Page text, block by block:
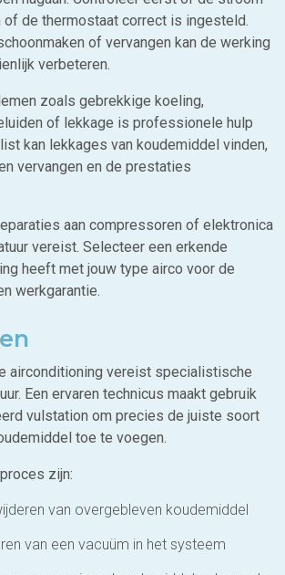
of de thermostaat correct is ingesteld.
of vervangen kan de werking
verbeteren.
zoals gebrekkige koeling,
of lekkage is professionele hulp
kan lekkages van koudemiddel vinden,
vervangen en de prestaties
aan compressoren of elektronica
vereist. Selecteer een erkende
heeft met jouw type airco voor de
werkgarantie.
airconditioning vereist specialistische
Een ervaren technicus maakt gebruik
vulstation om precies de juiste soort
toe te voegen.
zijn:
van overgebleven koudemiddel
van een vacuüm in het systeem